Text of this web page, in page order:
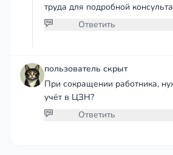
труда для подробной
Ответить
чтобы дать ответ или
пользователь скрыт
При сокращении работника,
учёт в ЦЗН?
Ответить